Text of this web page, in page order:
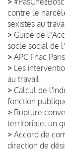
contre le
sexistes au
> Guide de
socle social de
> APC Fnac
> Les
au travail
> Calcul de
fonction
> Rupture
territoriale, un
> Accord de
direction de